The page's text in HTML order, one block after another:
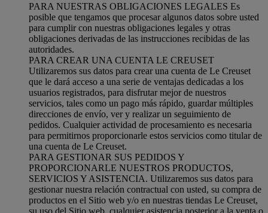
PARA NUESTRAS OBLIGACIONES LEGALES Es
posible que tengamos que procesar algunos datos sobre usted
para cumplir con nuestras obligaciones legales y otras
obligaciones derivadas de las instrucciones recibidas de las
autoridades.
PARA CREAR UNA CUENTA LE CREUSET
Utilizaremos sus datos para crear una cuenta de Le Creuset
que le dará acceso a una serie de ventajas dedicadas a los
usuarios registrados, para disfrutar mejor de nuestros
servicios, tales como un pago más rápido, guardar múltiples
direcciones de envío, ver y realizar un seguimiento de
pedidos. Cualquier actividad de procesamiento es necesaria
para permitirnos proporcionarle estos servicios como titular de
una cuenta de Le Creuset.
PARA GESTIONAR SUS PEDIDOS Y
PROPORCIONARLE NUESTROS PRODUCTOS,
SERVICIOS Y ASISTENCIA. Utilizaremos sus datos para
gestionar nuestra relación contractual con usted, su compra de
productos en el Sitio web y/o en nuestras tiendas Le Creuset,
su uso del Sitio web, cualquier asistencia posterior a la venta o